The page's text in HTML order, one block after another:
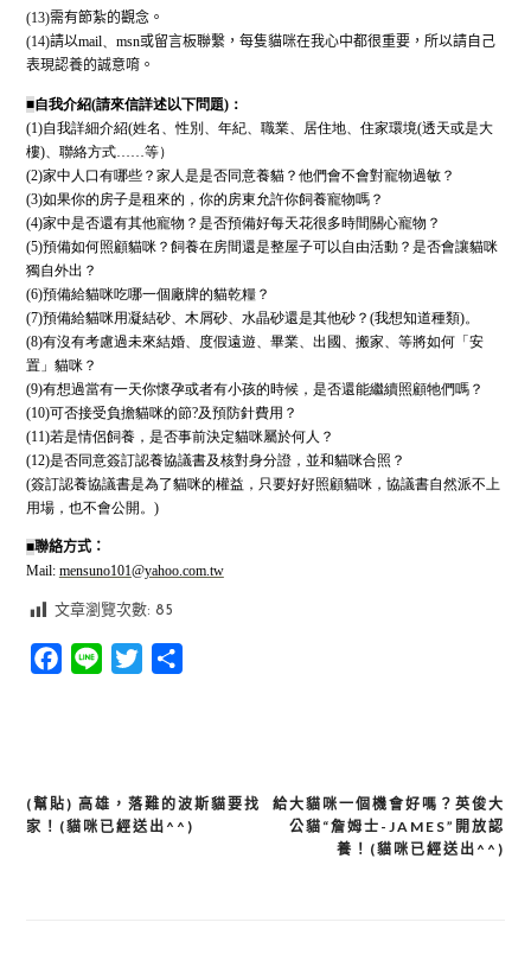
(13)需有節紮的觀念。
(14)請以mail、 msn或留言板聯繫，每隻貓咪在我心中都很重要，所以請自己
表現認養的誠意唷。
■自我介紹(請來信詳述以下問題)：
(1)自我詳細介紹(姓名、性別、年紀、職業、居住地、住家環境(透天或是大
樓)、聯絡方式……等）
(2)家中人口有哪些？家人是是否同意養貓？他們會不會對寵物過敏？
(3)如果你的房子是租來的，你的房東允許你飼養寵物嗎？
(4)家中是否還有其他寵物？是否預備好每天花很多時間關心寵物？
(5)預備如何照顧貓咪？飼養在房間還是整屋子可以自由活動？是否會讓貓咪
獨自外出？
(6)預備給貓咪吃哪一個廠牌的貓乾糧？
(7)預備給貓咪用凝結砂、木屑砂、水晶砂還是其他砂？(我想知道種類)。
(8)有沒有考慮過未來結婚、度假遠遊、畢業、出國、搬家、等將如何「安
置」貓咪？
(9)有想過當有一天你懷孕或者有小孩的時候，是否還能繼續照顧牠們嗎？
(10)可否接受負擔貓咪的節?及預防針費用？
(11)若是情侶飼養，是否事前決定貓咪屬於何人？
(12)是否同意簽訂認養協議書及核對身分證，並和貓咪合照？
(簽訂認養協議書是為了貓咪的權益，只要好好照顧貓咪，協議書自然派不上
用場，也不會公開。)
■聯絡方式：
Mail: mensuno101@yahoo.com.tw
文章瀏覽次數: 85
Facebook
Line Twitter
文
給大貓咪一個機會好嗎？英俊大
公貓“詹姆士-JAMES”開放認
養！(貓咪已經送出^^)
(幫貼) 高雄，落難的波斯貓要找
家！(貓咪已經送出^^)